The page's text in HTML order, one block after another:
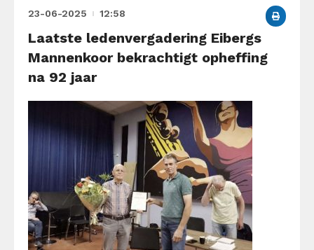
23-06-2025 12:58
Laatste ledenvergadering Eibergs
Mannenkoor bekrachtigt opheffing
na 92 jaar